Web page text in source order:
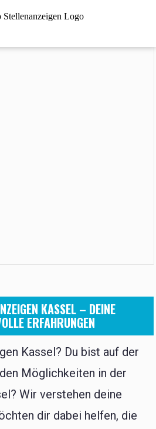
KASSEL
KASSEL – DEINE
ERFAHRUNGEN
Kassel? Du bist auf der
Möglichkeiten in der
Wir verstehen deine
dir dabei helfen, die